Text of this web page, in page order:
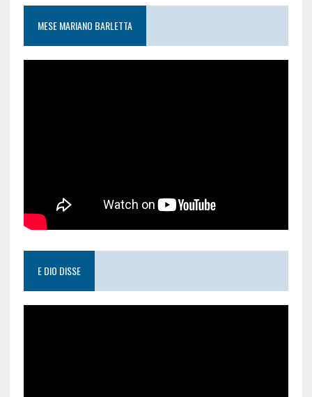
MESE MARIANO BARLETTA
E DIO DISSE